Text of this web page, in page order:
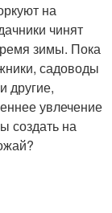
на
чинят
зимы. Пока
садоводы
другие,
увлечение
создать на